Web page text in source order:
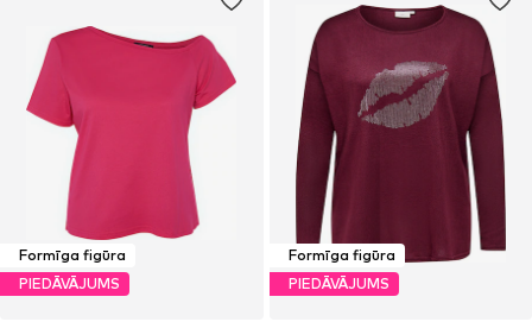
Formīga figūra
PIEDĀVĀJUMS
Formīga figūra
PIEDĀVĀJUMS